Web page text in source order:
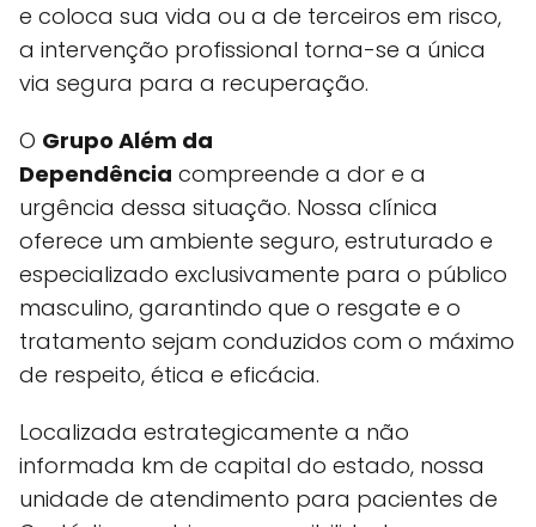
e coloca sua vida ou a de terceiros em risco,
a intervenção profissional torna-se a única
via segura para a recuperação.
O Grupo Além da
Dependência compreende a dor e a
urgência dessa situação. Nossa clínica
oferece um ambiente seguro, estruturado e
especializado exclusivamente para o público
masculino, garantindo que o resgate e o
tratamento sejam conduzidos com o máximo
de respeito, ética e eficácia.
Localizada estrategicamente a não
informada km de capital do estado, nossa
unidade de atendimento para pacientes de